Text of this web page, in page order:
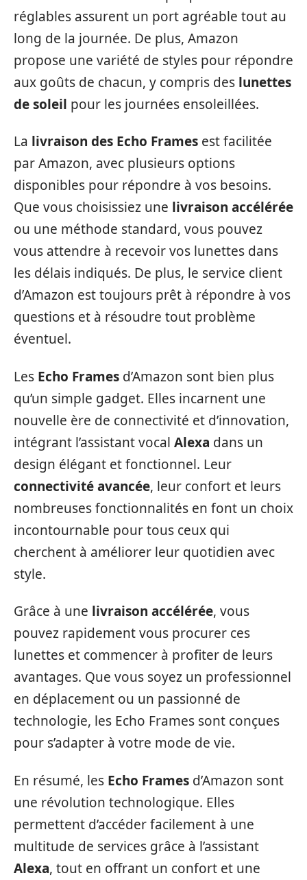
réglables assurent un port agréable tout au
long de la journée. De plus, Amazon
propose une variété de styles pour répondre
aux goûts de chacun, y compris des lunettes
de soleil pour les journées ensoleillées.
La livraison des Echo Frames est facilitée
par Amazon, avec plusieurs options
disponibles pour répondre à vos besoins.
Que vous choisissiez une livraison accélérée
ou une méthode standard, vous pouvez
vous attendre à recevoir vos lunettes dans
les délais indiqués. De plus, le service client
d’Amazon est toujours prêt à répondre à vos
questions et à résoudre tout problème
éventuel.
Les Echo Frames d’Amazon sont bien plus
qu’un simple gadget. Elles incarnent une
nouvelle ère de connectivité et d’innovation,
intégrant l’assistant vocal Alexa dans un
design élégant et fonctionnel. Leur
connectivité avancée, leur confort et leurs
nombreuses fonctionnalités en font un choix
incontournable pour tous ceux qui
cherchent à améliorer leur quotidien avec
style.
Grâce à une livraison accélérée, vous
pouvez rapidement vous procurer ces
lunettes et commencer à profiter de leurs
avantages. Que vous soyez un professionnel
en déplacement ou un passionné de
technologie, les Echo Frames sont conçues
pour s’adapter à votre mode de vie.
En résumé, les Echo Frames d’Amazon sont
une révolution technologique. Elles
permettent d’accéder facilement à une
multitude de services grâce à l’assistant
Alexa, tout en offrant un confort et une